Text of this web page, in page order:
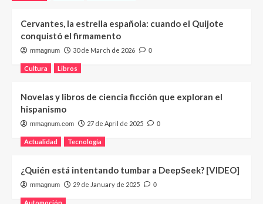
Cervantes, la estrella española: cuando el Quijote
conquistó el firmamento
mmagnum 30 de March de 2026 0
Cultura Libros
Novelas y libros de ciencia ficción que exploran el
hispanismo
mmagnum.com 27 de April de 2025 0
Actualidad Tecnología
¿Quién está intentando tumbar a DeepSeek? [VIDEO]
mmagnum 29 de January de 2025 0